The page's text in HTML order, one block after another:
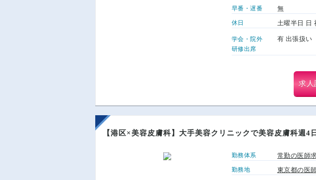
早番・遅番 無
休日 土曜半日 日
学会・院外
研修出席
有 出張扱い
求人
【港区×美容皮膚科】大手美容クリニックで美容皮膚科週
勤務体系 常勤の医師
勤務地 東京都の医